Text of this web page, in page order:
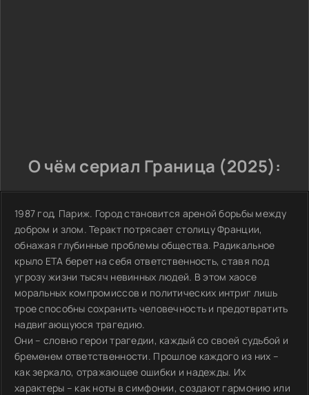
О чём сериал Граница (2025):
1987 год, Париж. Город становится ареной борьбы между
добром и злом. Теракт потрясает столицу Франции,
обнажая глубинные проблемы общества. Радикальное
крыло ETA берет на себя ответственность, ставя под
угрозу жизни тысяч невинных людей. В этом хаосе
моральных компромиссов и политических интриг лишь
трое способны сохранить человечность и предотвратить
надвигающуюся трагедию.
Они – словно герои трагедии, каждый со своей судьбой и
бременем ответственности. Прошлое каждого из них –
как зеркало, отражающее ошибки и надежды. Их
характеры – как ноты в симфонии, создают гармонию или